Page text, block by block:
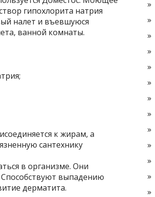
гипохлорита натрия
налет и въевшуюся
ванной комнаты.
к жирам, а
сантехнику
в организме. Они
выпадению
дерматита.